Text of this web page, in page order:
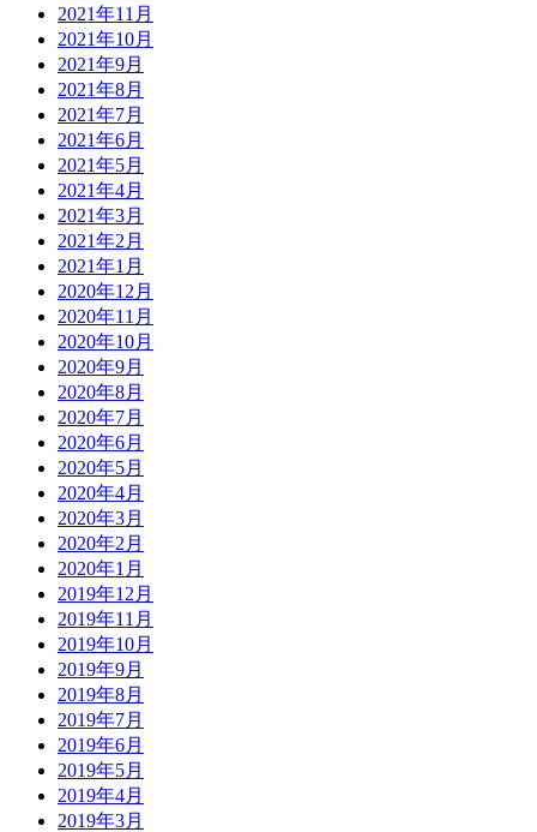
2021年11月
2021年10月
2021年9月
2021年8月
2021年7月
2021年6月
2021年5月
2021年4月
2021年3月
2021年2月
2021年1月
2020年12月
2020年11月
2020年10月
2020年9月
2020年8月
2020年7月
2020年6月
2020年5月
2020年4月
2020年3月
2020年2月
2020年1月
2019年12月
2019年11月
2019年10月
2019年9月
2019年8月
2019年7月
2019年6月
2019年5月
2019年4月
2019年3月